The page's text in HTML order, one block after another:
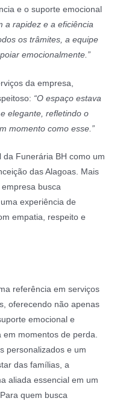
e o suporte emocional
a rapidez e a eficiência
os trâmites, a equipe
emocionalmente.”
da empresa,
“O espaço estava
elegante, refletindo o
momento como esse.”
da Funerária BH como um
das Alagoas. Mais
busca
experiência de
empatia, respeito e
referência em serviços
oferecendo não apenas
emocional e
em momentos de perda.
personalizados e um
das famílias, a
aliada essencial em um
quem busca